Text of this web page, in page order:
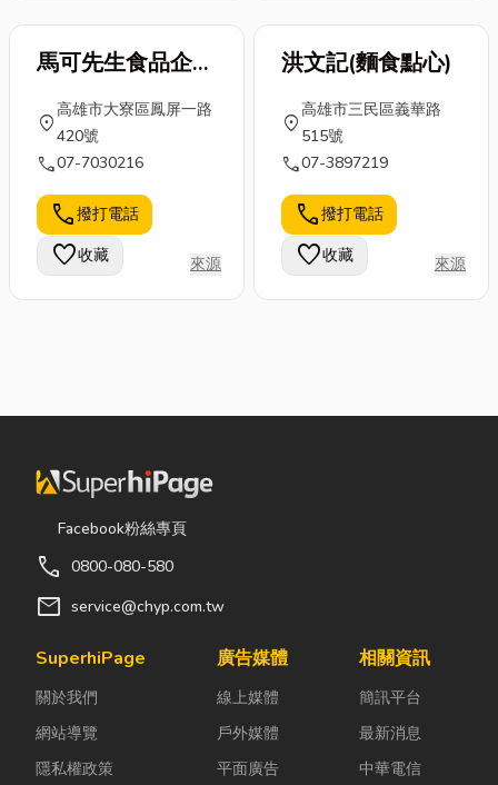
馬可先生食品企業
股份有限公司
location_on
高雄市大寮區鳳屏一路
420號
call07-7030216
call撥打電話
favorite收藏 來源
洪文記(麵食點心)
location_on
高雄市三民區義華路
515號
call07-3897219
call撥打電話
favorite收藏 來源
Facebook粉絲專頁
call 0800-080-580
mail service@chyp.com.tw
SuperhiPage
關於我們
網站導覽
隱私權政策
廣告媒體
線上媒體
戶外媒體
平面廣告
相關資訊
簡訊平台
最新消息
中華電信